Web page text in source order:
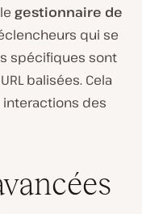
gestionnaire de
qui se
spécifiques sont
balisées. Cela
interactions des